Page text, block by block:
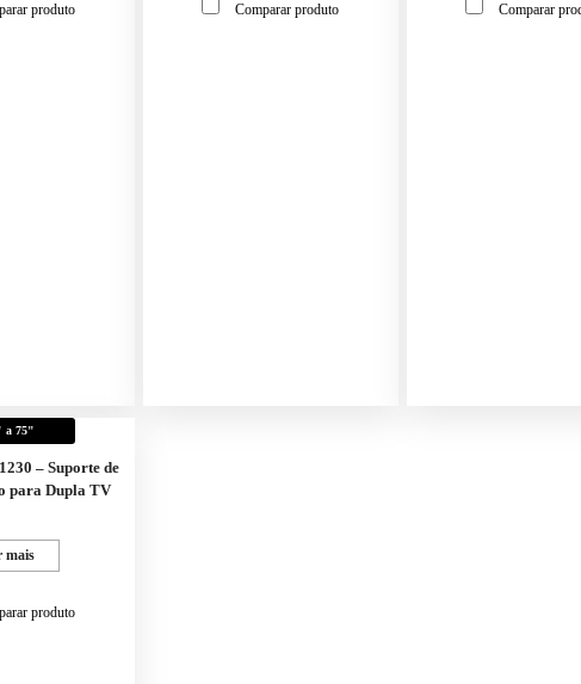
produto Comparar produto Comparar
a 75"
– Suporte de
para Dupla TV
mais
produto